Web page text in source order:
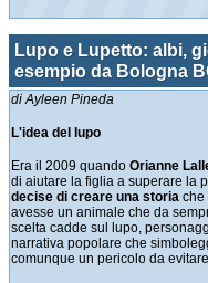
Lupo e Lupetto: albi,
esempio da Bologna
di Ayleen Pineda
L'idea del lupo
Era il 2009 quando Orianne
di aiutare la figlia a superare la
decise di creare una storia che
avesse un animale che da
scelta cadde sul lupo,
narrativa popolare che
comunque un pericolo da